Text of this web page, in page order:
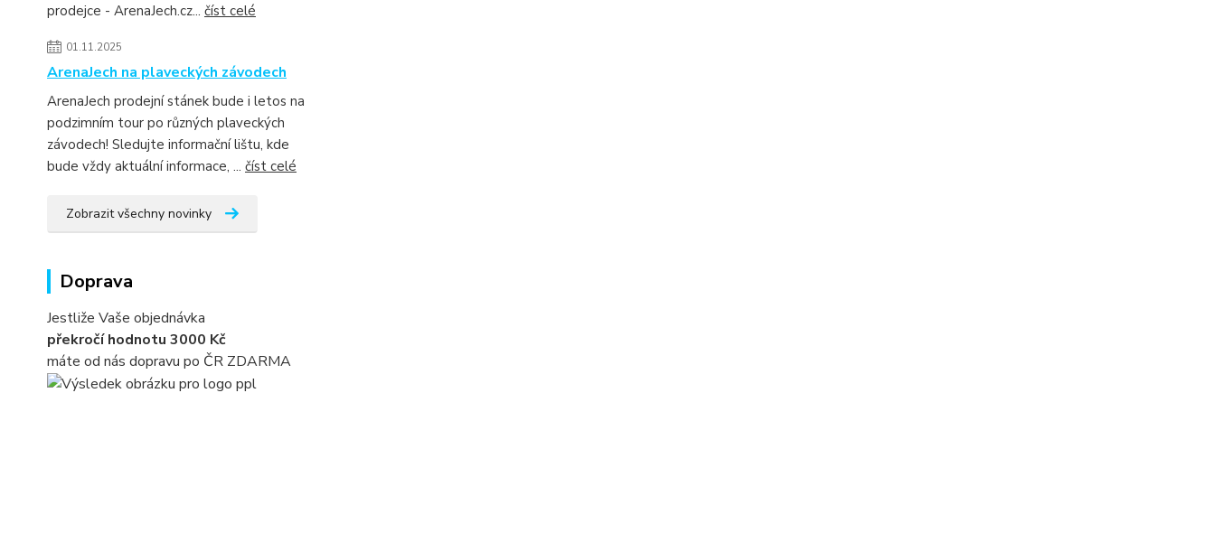
prodejce - ArenaJech.cz... číst celé
01.11.2025
ArenaJech na plaveckých závodech
ArenaJech prodejní stánek bude i letos na
podzimním tour po různých plaveckých
závodech! Sledujte informační lištu, kde
bude vždy aktuální informace, ... číst celé
Zobrazit všechny novinky
Doprava
Jestliže Vaše objednávka
překročí hodnotu 3000 Kč
máte od nás dopravu po ČR ZDARMA